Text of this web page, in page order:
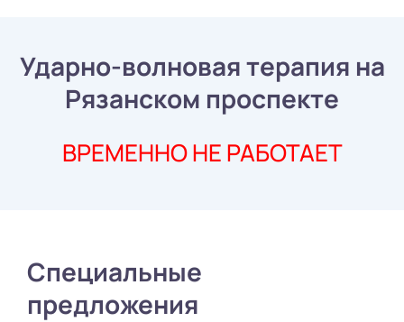
Ударно-волновая терапия на
Рязанском проспекте
ВРЕМЕННО НЕ РАБОТАЕТ
Специальные
предложения